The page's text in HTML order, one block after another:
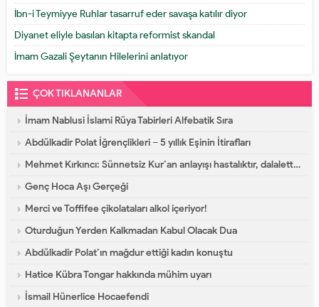
İbn-i Teymiyye Ruhlar tasarruf eder savaşa katılır diyor
Diyanet eliyle basılan kitapta reformist skandal
İmam Gazali Şeytanın Hilelerini anlatıyor
ÇOK TIKLANANLAR
İmam Nablusi İslami Rüya Tabirleri Alfebatik Sıra
Abdülkadir Polat İğrençlikleri – 5 yıllık Eşinin İtirafları
Mehmet Kırkıncı: Sünnetsiz Kur’an anlayışı hastalıktır, dalalettir!
Genç Hoca Aşı Gerçeği
Merci ve Toffifee çikolataları alkol içeriyor!
Oturduğun Yerden Kalkmadan Kabul Olacak Dua
Abdülkadir Polat’ın mağdur ettiği kadın konuştu
Hatice Kübra Tongar hakkında mühim uyarı
İsmail Hünerlice Hocaefendi